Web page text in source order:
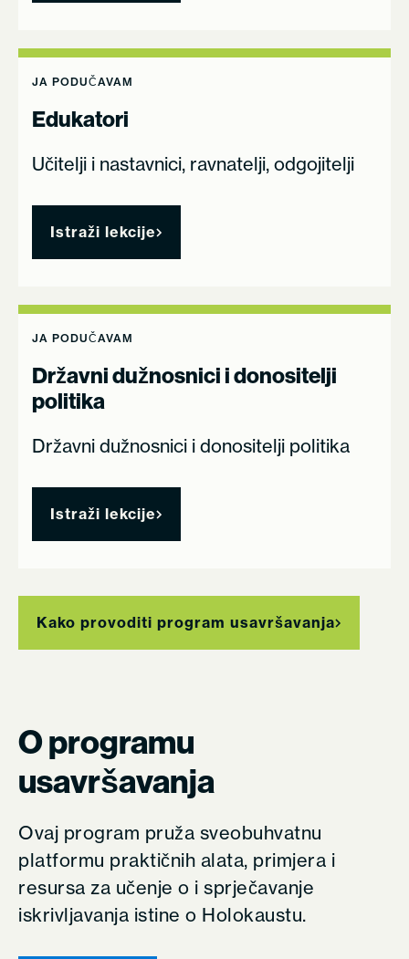
JA PODUČAVAM
Edukatori
Učitelji i nastavnici, ravnatelji, odgojitelji
Istraži lekcije
JA PODUČAVAM
Državni dužnosnici i donositelji
politika
Državni dužnosnici i donositelji politika
Istraži lekcije
Kako provoditi program usavršavanja
O programu
usavršavanja
Ovaj program pruža sveobuhvatnu
platformu praktičnih alata, primjera i
resursa za učenje o i sprječavanje
iskrivljavanja istine o Holokaustu.